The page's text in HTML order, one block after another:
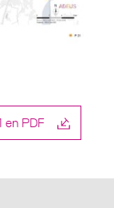
en PDF